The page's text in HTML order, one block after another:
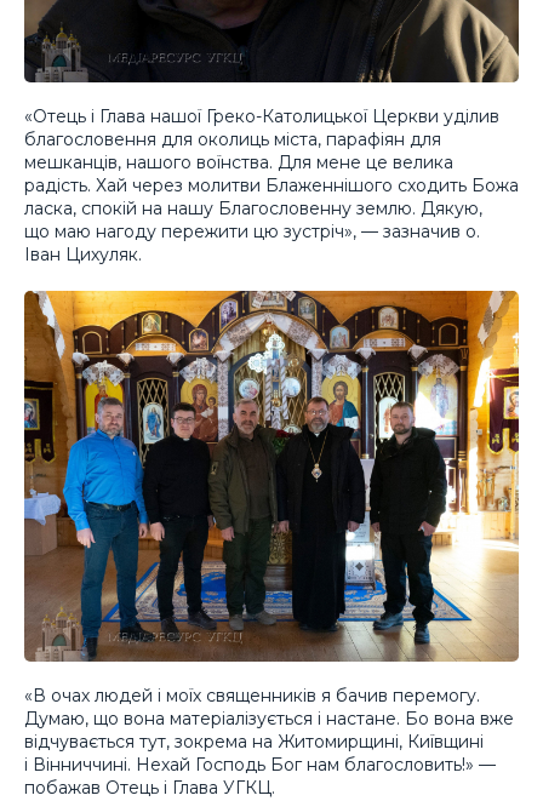
«Отець і Глава нашої Греко-Католицької Церкви уділив
благословення для околиць міста, парафіян для
мешканців, нашого воїнства. Для мене це велика
радість. Хай через молитви Блаженнішого сходить Божа
ласка, спокій на нашу Благословенну землю. Дякую,
що маю нагоду пережити цю зустріч», — зазначив о.
Іван Цихуляк.
«В очах людей і моїх священників я бачив перемогу.
Думаю, що вона матеріалізується і настане. Бо вона вже
відчувається тут, зокрема на Житомирщині, Київщині
і Вінниччині. Нехай Господь Бог нам благословить!» —
побажав Отець і Глава УГКЦ.